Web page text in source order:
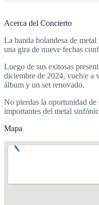
Acerca del Concierto
La banda holandesa de
una gira de nueve fechas
Luego de sus exitosas
diciembre de 2024, vuelve a
álbum y un set renovado.
No pierdas la oportunidad de
importantes del metal
Mapa